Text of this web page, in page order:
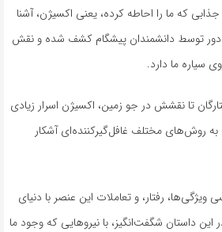
جذابی که ما را احاطه کرده، یعنی اکسیژن، آشنا
دور توسط دانشمندان پیشگام کشف شده و نقش
سیاره ما دارد.
تا نقشش در جو زمین، اکسیژن اسرار زیادی
روش‌های مختلف غافل‌گیرکننده‌ای آشکار
ویژگی‌ها، رفتار، و تعاملات این عنصر با دنیای
این داستان شگفت‌انگیز، با نیروهایی که وجود ما